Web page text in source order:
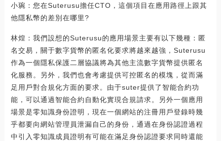
小琬：您在Suterusu擔任CTO，這個項目在應用路徑上跟其
他隱私幣的差別在哪里?
林煌：我們設想的Suterusu的應用場景主要有以下幾種：匿
名交易，關于數字貨幣的匿名化要求將越來越強，Suterusu
作為一個隱私保護二層協議將為其他主流數字貨幣提供匿名
化服務。另外，我們也會考慮提供可控匿名的模塊，從而滿
足用戶對合規化方面的要求。由于suter提供了智能合約功
能，可以通過智能合約自動化實現合規請求。另外一個應用
場景是零知識身份證明，現在一個網站的注冊用戶登錄時幾
乎都要向網站管理員泄漏自己的身份，通過在身份認證過程
中引入零知識成員證明有可能在滿足身份認證要求同時還能